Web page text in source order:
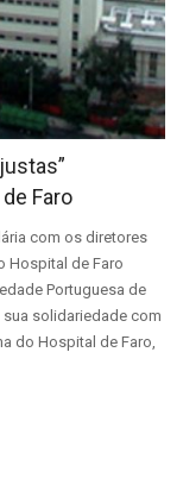
Faro
com os diretores
Hospital de Faro
Portuguesa de
solidariedade com
do Hospital de Faro,